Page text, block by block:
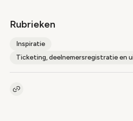
Rubrieken
Inspiratie
Ticketing, deelnemersregistratie en
Kopieer link naar artikel